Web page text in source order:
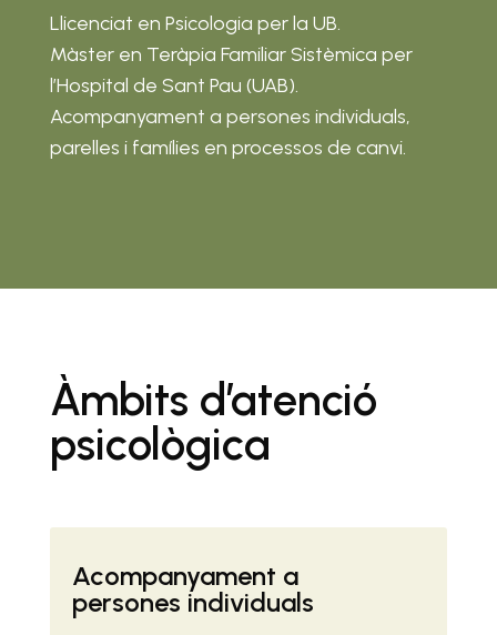
Llicenciat en Psicologia per la UB.
Màster en Teràpia Familiar Sistèmica per
l’Hospital de Sant Pau (UAB).
Acompanyament a persones individuals,
parelles i famílies en processos de canvi.
Àmbits d’atenció
psicològica
Acompanyament a
persones individuals